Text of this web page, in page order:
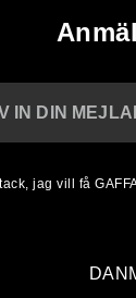
IN DIN
jag vill få